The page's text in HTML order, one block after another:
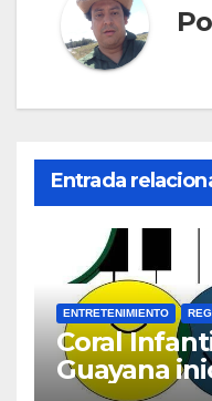
Entrada
ENTRETENIMIENTO
Coral
Guayana